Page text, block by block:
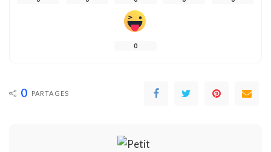
0
0 PARTAGES